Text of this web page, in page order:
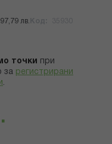
лв.
точки
при
за регистрирани
.